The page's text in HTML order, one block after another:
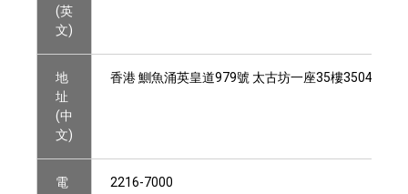
(英
文)
地
址
(中
文)
香港 鰂魚涌英皇道979號 太古坊一座35樓3504-06室
電
2216-7000